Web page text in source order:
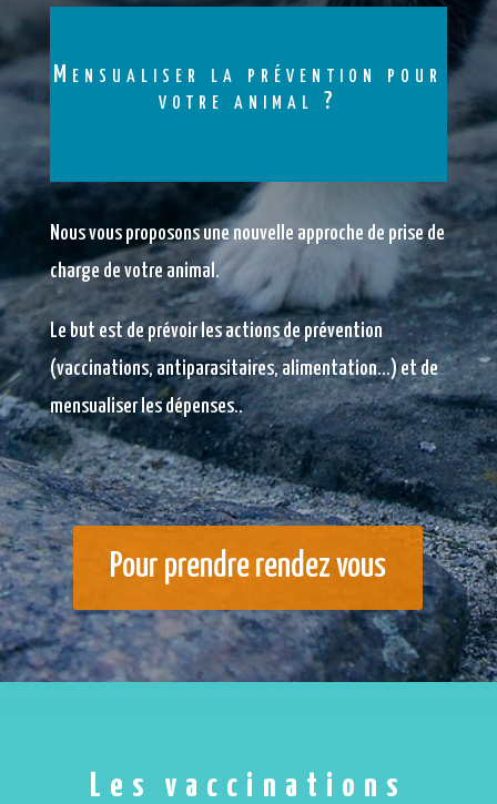
Mensualiser la prévention pour
votre animal ?
Nous vous proposons une nouvelle approche de prise de
charge de votre animal.
Le but est de prévoir les actions de prévention
(vaccinations, antiparasitaires, alimentation…) et de
mensualiser les dépenses..
Pour prendre rendez vous
Les vaccinations